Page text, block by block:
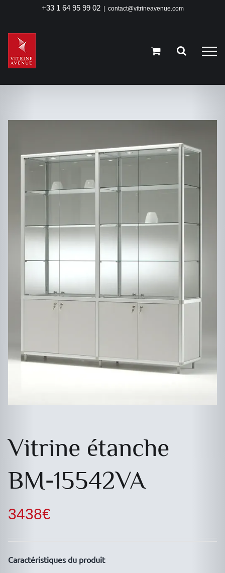
contenu
+33 1 64 95 99 02 contact@vitrineavenue.com
Vitrine étanche
BM-15542VA
3438€
Caractéristiques du produit